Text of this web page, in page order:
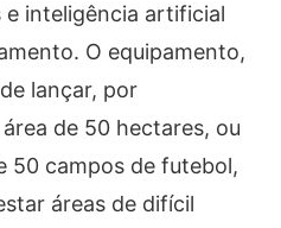
e inteligência artificial
O equipamento,
lançar, por
de 50 hectares, ou
50 campos de futebol,
áreas de difícil